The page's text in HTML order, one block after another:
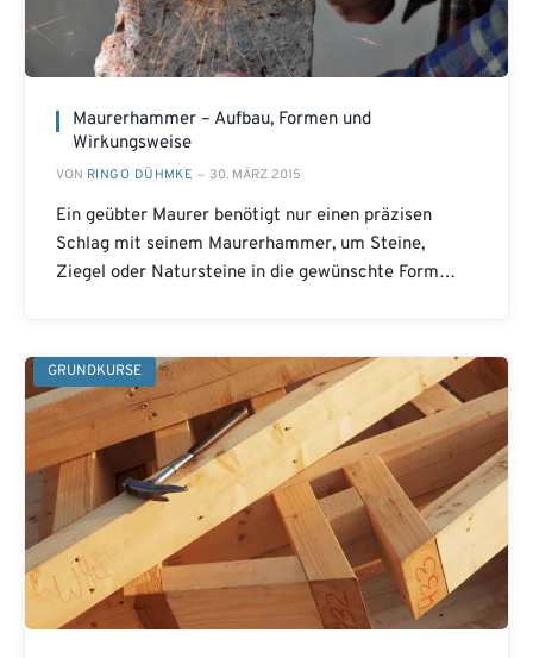
Maurerhammer – Aufbau, Formen und
Wirkungsweise
VON RINGO DÜHMKE 30. MÄRZ 2015
Ein geübter Maurer benötigt nur einen präzisen
Schlag mit seinem Maurerhammer, um Steine,
Ziegel oder Natursteine in die gewünschte Form…
GRUNDKURSE